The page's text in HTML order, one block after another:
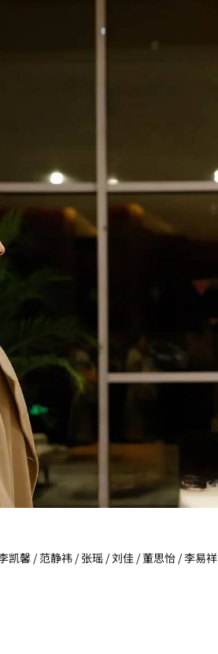
凯馨 / 范静祎 / 张瑶 / 刘佳 / 董思怡 / 李易祥